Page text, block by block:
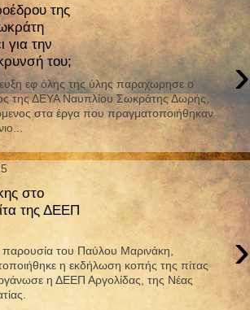
της
για την
του;
›
εφ όλης της ύλης παραχωρησε ο
της ΔΕΥΑ Ναυπλίου Σωκράτης Δωρής,
στα έργα που πραγματοποιήθηκαν
στο
της ΔΕΕΠ
›
παρουσία του Παύλου Μαρινάκη,
η εκδήλωση κοπής της πίτας
η ΔΕΕΠ Αργολίδας, της Νέας